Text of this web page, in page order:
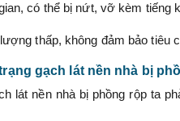
có thể bị nứt, vỡ kèm tiếng
thấp, không đảm bảo tiêu
gạch lát nền nhà bị
lát nền nhà bị phồng rộp ta